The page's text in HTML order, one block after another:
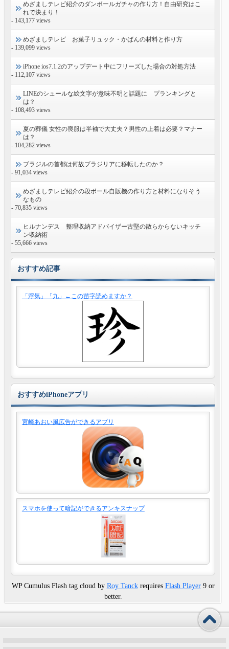
めざましテレビ紹介のダンボールガチャの作り方！自由研究はこ
れで決まり！
- 143,177 views
めざましテレビ お菓子リュック・かばんの材料と作り方
- 139,099 views
iPhone ios7.1.2のアップデート中にフリーズした場合の対処方法
- 112,107 views
LINEのシュールな絵文字が意味不明と話題に プランキングと
は？
- 108,493 views
夏の葬儀 女性の喪服は半袖で大丈夫？男性の上着は必要？マナー
は？
- 104,282 views
ブラジルの首都は何故ブラジリアに移転したのか？
- 91,034 views
めざましテレビ紹介の段ボール自販機の作り方と材料になりそう
なもの
- 70,835 views
ヒルナンデス 整理収納アドバイザー古堅の散らからないキッチ
ン収納術
- 55,666 views
おすすめ記事
「浮気」「九」←この苗字読めますか？
おすすめiPhoneアプリ
宮崎あおい風広告ができるアプリ
スマホを使って暗記ができるアンキスナップ
WP Cumulus Flash tag cloud by Roy Tanckrequires Flash Player9 or
better.